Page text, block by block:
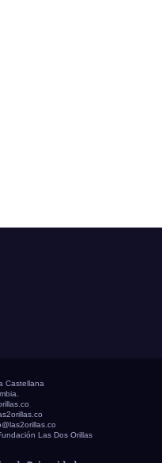
Castellana
Las Dos Orillas